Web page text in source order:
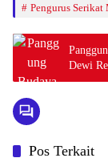
Pengurus Serikat
Dewi
Sorotan
Pos Terkait
Berita